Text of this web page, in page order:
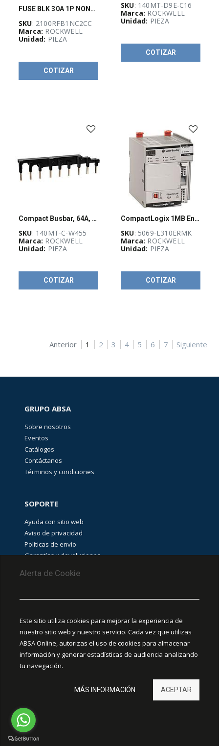
FUSE BLK 30A 1P NON-CC
SKU: 2100RFB1NC2CC
Marca: ROCKWELL
Unidad: PIEZA
COTIZAR
SKU: 140MT-D9E-C16
Marca: ROCKWELL
Unidad: PIEZA
COTIZAR
Compact Busbar, 64A, 5 x 45mm Spacing. For 140MT, Mtr Protection Ckt-Br C, D Frame
SKU: 140MT-C-W455
Marca: ROCKWELL
Unidad: PIEZA
COTIZAR
CompactLogix 1MB Enet Motion Controller
SKU: 5069-L310ERMK
Marca: ROCKWELL
Unidad: PIEZA
COTIZAR
Anterior 1 2 3 4 5 6 7 Siguiente
Alerta de Cookie
Este sitio utiliza cookies para mejorar la experiencia de
nuestro sitio web y nuestro servicio. Cada vez que utilizas
ABSA Online, autorizas el uso de cookies para almacenar
información y generar estadísticas de audiencia analizando
tu navegación.
MÁS INFORMACIÓN ACEPTAR
GRUPO ABSA
Sobre nosotros
Eventos
Catálogos
Contáctanos
Términos y condiciones
SOPORTE
Ayuda con sitio web
Aviso de privacidad
Políticas de envío
Garantías y devoluciones
PUNTOS DE RECOLECCIÓN
CEDIS Guadalajara
Amapola #380, La Aurora, C.P. 44460 Guadalajara,
Jalisco, MX.
Chihuahua
León